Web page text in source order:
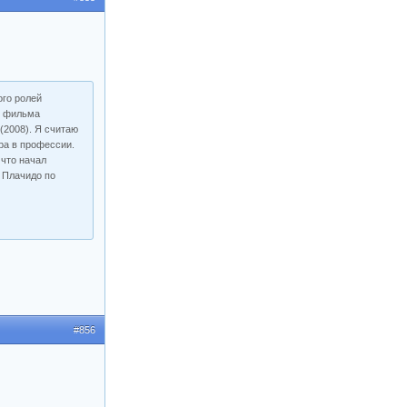
ролей
фильма
Я считаю
в профессии.
начал
Плачидо по
#856